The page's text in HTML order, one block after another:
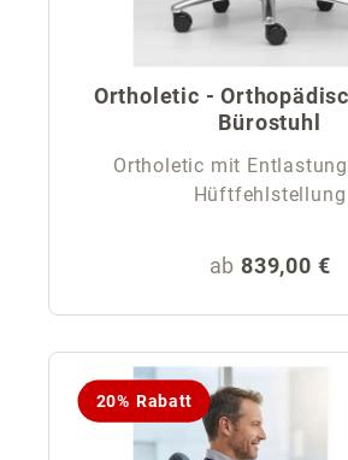
Ortholetic -
Bürostuhl
Ortholetic mit
Hüftfehlstellung
Regulärer
ab 839,00 €
20% Rabatt